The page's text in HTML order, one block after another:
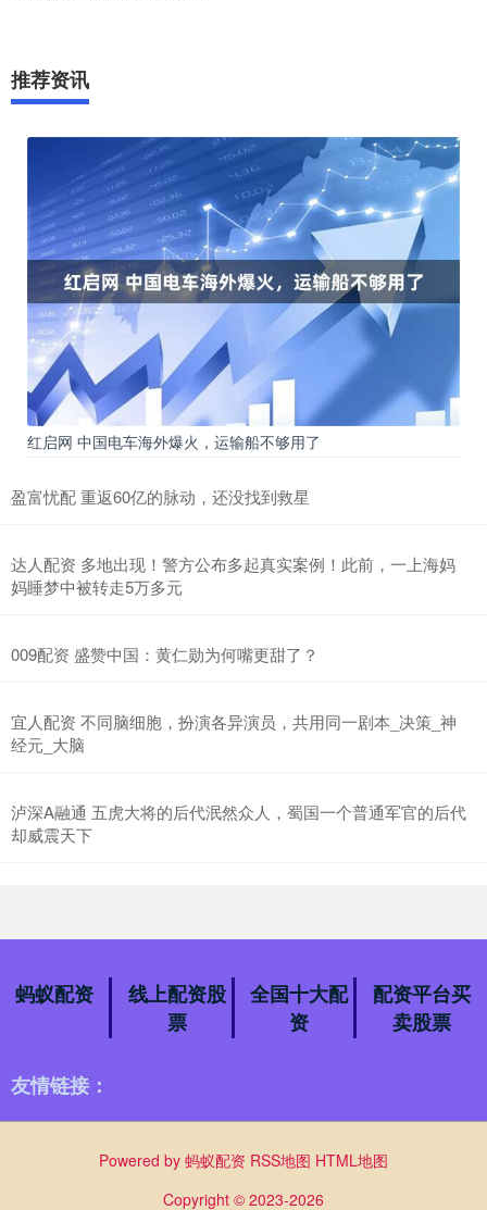
推荐资讯
红启网 中国电车海外爆火，运输船不够用了
盈富忧配 重返60亿的脉动，还没找到救星
达人配资 多地出现！警方公布多起真实案例！此前，一上海妈
妈睡梦中被转走5万多元
009配资 盛赞中国：黄仁勋为何嘴更甜了？
宜人配资 不同脑细胞，扮演各异演员，共用同一剧本_决策_神
经元_大脑
泸深A融通 五虎大将的后代泯然众人，蜀国一个普通军官的后代
却威震天下
蚂蚁配资
线上配资股
票
全国十大配
资
配资平台买
卖股票
友情链接：
Powered by 蚂蚁配资 RSS地图 HTML地图
Copyright © 2023-2026